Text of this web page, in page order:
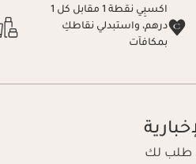
اكسبِي نقطة 1 مقابل كل 1
درهم، واستبدلي نقاطكِ
بمكافآت